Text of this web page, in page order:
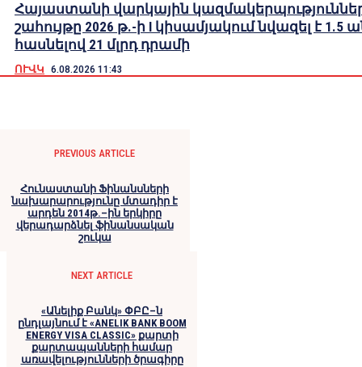
Հայաստանի վարկային
շահույթը 2026 թ.-ի I կիսամյակում նվազել է 1.5
հասնելով 21 մլրդ դրամի
ՈՒՎԿ 6.08.2026 11:43
PREVIOUS ARTICLE
Հունաստանի Ֆինանսների
նախարարությունը մտադիր է
արդեն 2014թ.–ին երկիրը
վերադարձնել ֆինանսական
շուկա
NEXT ARTICLE
«Անելիք Բանկ» ՓԲԸ–ն
ընդլայնում է «ANELIK BANK BOOM
ENERGY VISA CLASSIC» քարտի
քարտապանների համար
առավելությունների ծրագիրը